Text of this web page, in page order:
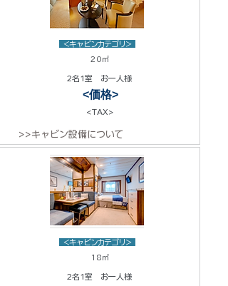
<キャビンカテゴリ>
20㎡
2名1室 お一人様
<価格>
<TAX>
>>キャビン設備について
<キャビンカテゴリ>
18㎡
2名1室 お一人様